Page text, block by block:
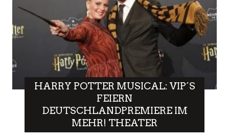
HARRY POTTER MUSICAL: VIP´S
FEIERN
DEUTSCHLANDPREMIERE IM
MEHR! THEATER